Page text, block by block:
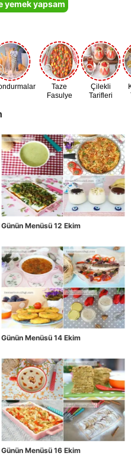
yemek yapsam
Taze
Fasulye
Çilekli
Tarifleri
Günün Menüsü 12 Ekim
Günün Menüsü 14 Ekim
Günün Menüsü 16 Ekim